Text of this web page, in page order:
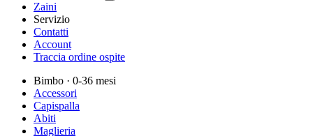
Zaini
Servizio
Contatti
Account
Traccia ordine ospite
Bimbo · 0-36 mesi
Accessori
Capispalla
Abiti
Maglieria